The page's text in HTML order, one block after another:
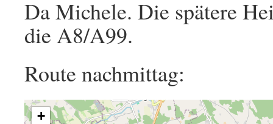
Da Michele. Die spätere
die A8/A99.
Route nachmittag:
+